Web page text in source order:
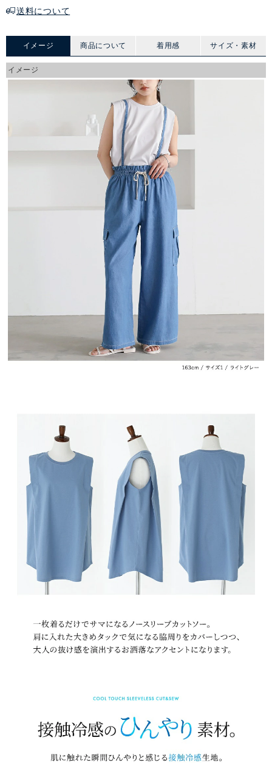
送料について
イメージ 商品について 着用感 サイズ・素材
イメージ